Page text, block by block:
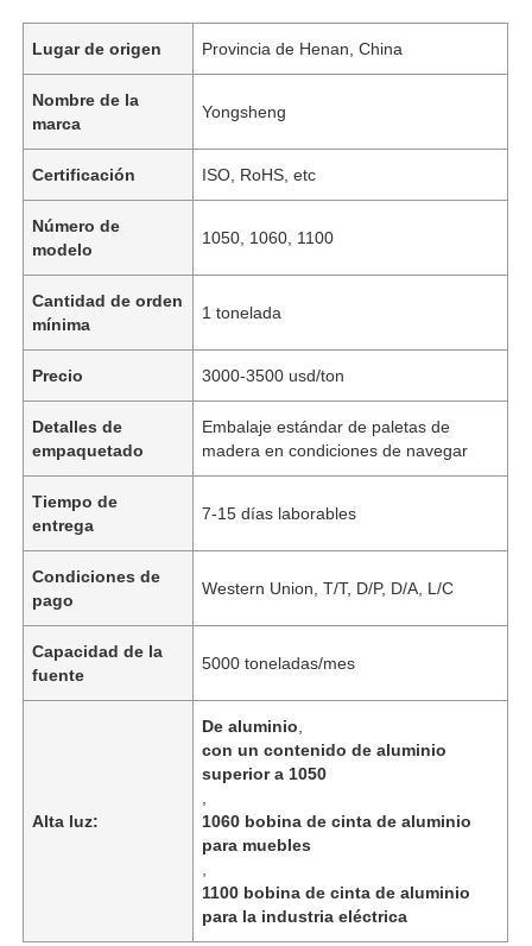
Lugar de origen Provincia de Henan, China
Nombre de la
marca
Yongsheng
Certificación ISO, RoHS, etc
Número de
modelo
1050, 1060, 1100
Cantidad de orden
mínima
1 tonelada
Precio 3000-3500 usd/ton
Detalles de
empaquetado
Embalaje estándar de paletas de
madera en condiciones de navegar
Tiempo de
entrega
7-15 días laborables
Condiciones de
pago
Western Union, T/T, D/P, D/A, L/C
Capacidad de la
fuente
5000 toneladas/mes
Alta luz:
De aluminio
con un contenido de aluminio
superior a 1050
1060 bobina de cinta de aluminio
para muebles
1100 bobina de cinta de aluminio
para la industria eléctrica